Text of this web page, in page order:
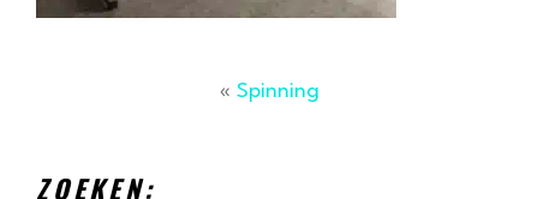
« Spinning
ZOEKEN: